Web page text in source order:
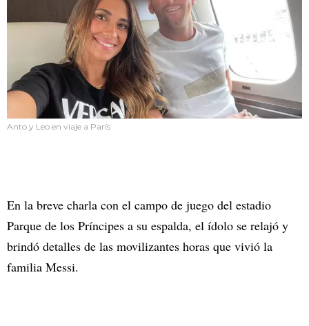
Anto y Leo en viaje a París
En la breve charla con el campo de juego del estadio
Parque de los Príncipes a su espalda, el ídolo se relajó y
brindó detalles de las movilizantes horas que vivió la
familia Messi.